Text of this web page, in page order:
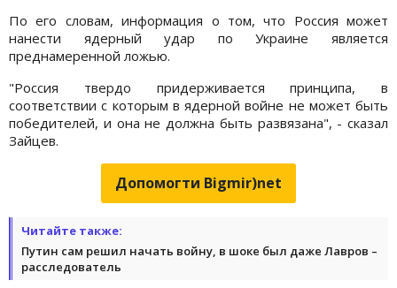
По его словам, информация о том, что Россия может
нанести ядерный удар по Украине является
преднамеренной ложью.
"Россия твердо придерживается принципа, в
соответствии с которым в ядерной войне не может быть
победителей, и она не должна быть развязана", - сказал
Зайцев.
Допомогти Bigmir)net
Читайте также:
Путин сам решил начать войну, в шоке был даже Лавров –
расследователь